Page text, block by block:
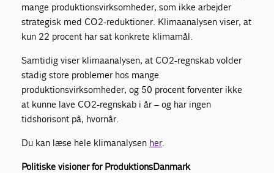
mange produktionsvirksomheder, som ikke arbejder
strategisk med CO2-reduktioner. Klimaanalysen viser, at
kun 22 procent har sat konkrete klimamål.
Samtidig viser klimaanalysen, at CO2-regnskab volder
stadig store problemer hos mange
produktionsvirksomheder, og 50 procent forventer ikke
at kunne lave CO2-regnskab i år – og har ingen
tidshorisont på, hvornår.
Du kan læse hele klimanalysen her.
Politiske visioner for ProduktionsDanmark